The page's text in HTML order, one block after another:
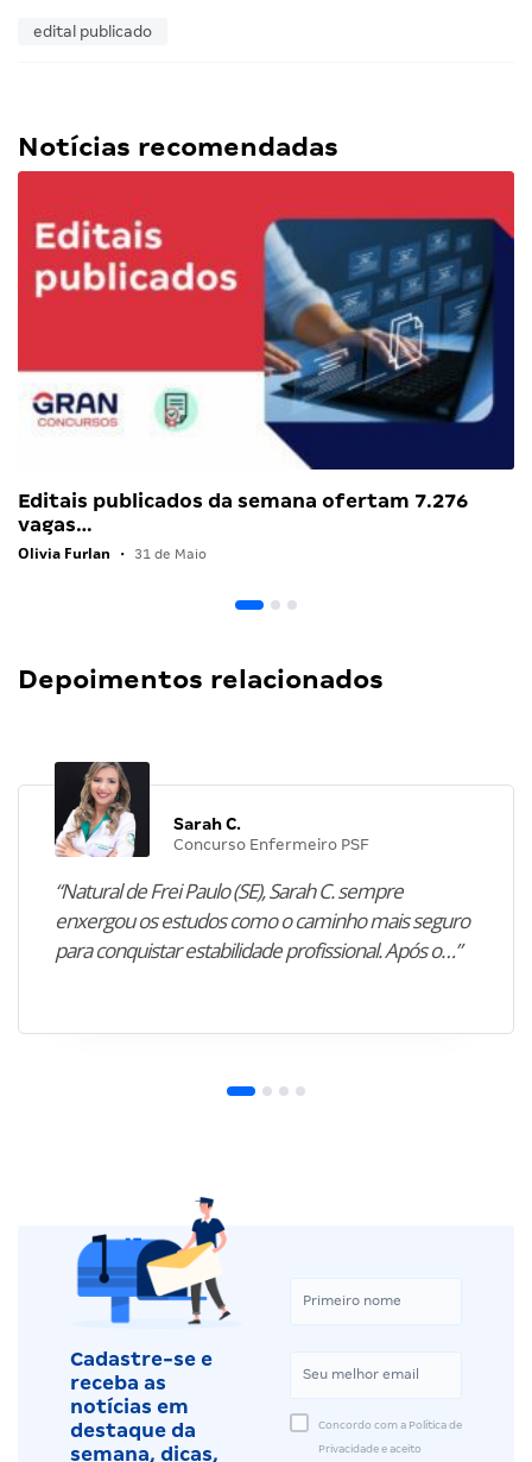
edital publicado
Notícias recomendadas
Editais publicados da semana ofertam 7.276
vagas…
Olivia Furlan • 31 de Maio
Depoimentos relacionados
Sarah C.
Concurso Enfermeiro PSF
“Natural de Frei Paulo (SE), Sarah C. sempre
enxergou os estudos como o caminho mais seguro
para conquistar estabilidade profissional. Após o…”
Cadastre-se e
receba as
notícias em
destaque da
semana, dicas,
Concordo com a Política de
Privacidade e aceito